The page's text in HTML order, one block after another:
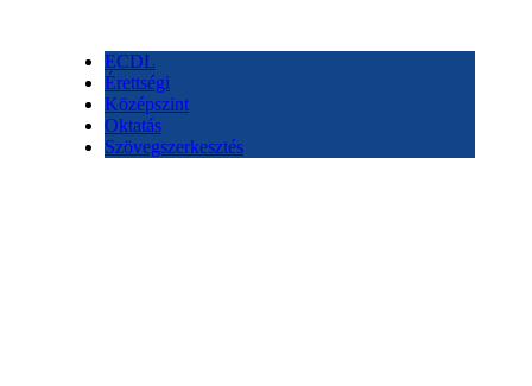
ECDL
Érettségi
Középszint
Oktatás
Szövegszerkesztés